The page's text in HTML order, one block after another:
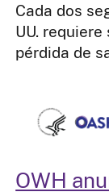
Cada dos
UU.
pérdida de
OWH